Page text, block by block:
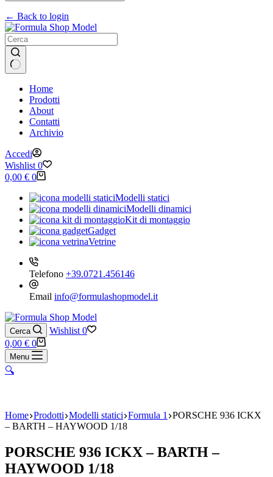
← Back to login
risultatoHome
Prodotti
About
Contatti
Archivio
Accedi
Wishlist 0
Carrello
0,00 € 0
Modelli statici
Modelli dinamici
Kit di montaggio
Gadget
Vetrine
Telefono +39.0721.456146
Email info@formulashopmodel.it
Cerca Wishlist 0
Carrello
0,00 € 0
Menu
🔍
Home Prodotti Modelli statici Formula 1
PORSCHE 936 ICKX
– BARTH – HAYWOOD 1/18
PORSCHE 936 ICKX – BARTH –
HAYWOOD 1/18